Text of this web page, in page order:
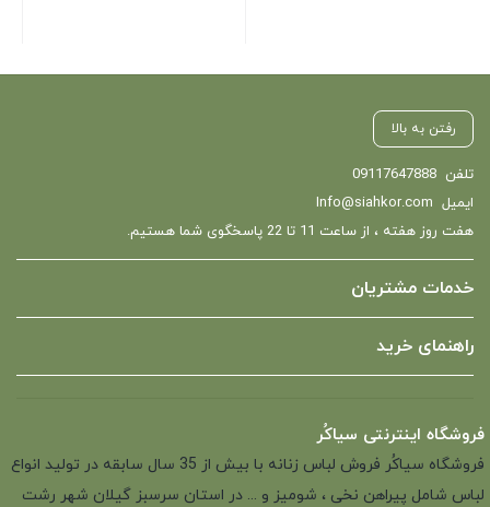
رفتن به بالا
تلفن 09117647888
ایمیل Info@siahkor.com
هفت روز هفته ، از ساعت 11 تا 22 پاسخگوی شما هستیم.
خدمات مشتریان
راهنمای خرید
فروشگاه اینترنتی سیاکُر
فروشگاه سیاکُر فروش لباس زنانه با بیش از 35 سال سابقه در تولید انواع
لباس شامل پیراهن نخی ، شومیز و ... در استان سرسبز گیلان شهر رشت